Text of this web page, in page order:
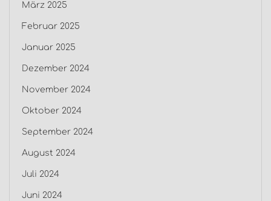
März 2025
Februar 2025
Januar 2025
Dezember 2024
November 2024
Oktober 2024
September 2024
August 2024
Juli 2024
Juni 2024